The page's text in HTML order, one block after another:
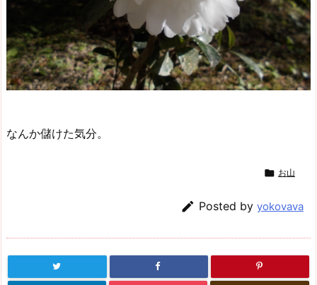
なんか儲けた気分。
 お山
 Posted by yokovava